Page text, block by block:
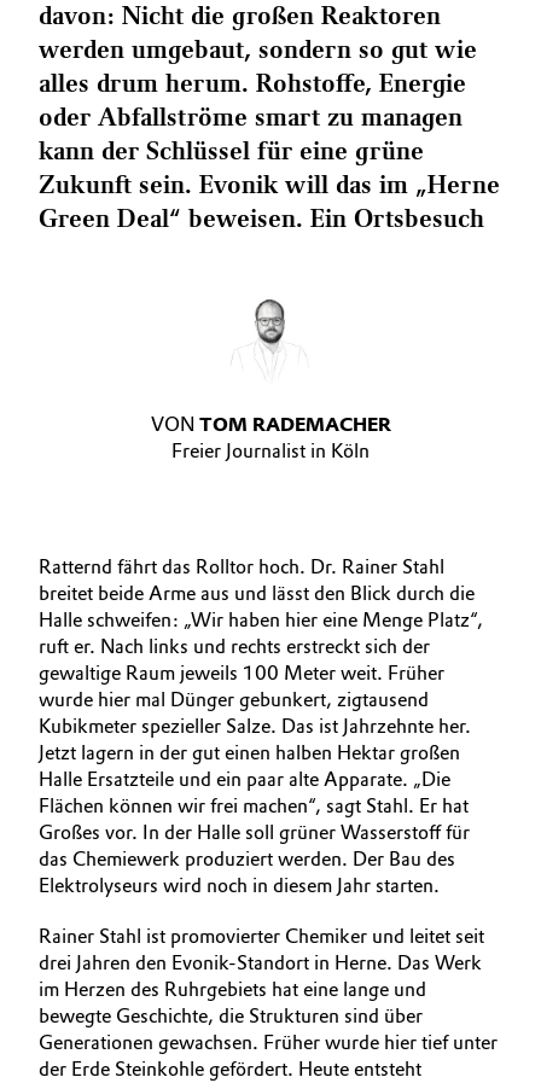
davon: Nicht die großen Reaktoren
werden umgebaut, sondern so gut wie
alles drum herum. Rohstoffe, Energie
oder Abfallströme smart zu managen
kann der Schlüssel für eine grüne
Zukunft sein. Evonik will das im „Herne
Green Deal“ beweisen. Ein Ortsbesuch
VON TOM RADEMACHER
Freier Journalist in Köln
Ratternd fährt das Rolltor hoch. Dr. Rainer Stahl
breitet beide Arme aus und lässt den Blick durch die
Halle schweifen: „Wir haben hier eine Menge Platz“,
ruft er. Nach links und rechts erstreckt sich der
gewaltige Raum jeweils 100 Meter weit. Früher
wurde hier mal Dünger gebunkert, zigtausend
Kubikmeter spezieller Salze. Das ist Jahrzehnte her.
Jetzt lagern in der gut einen halben Hektar großen
Halle Ersatzteile und ein paar alte Apparate. „Die
Flächen können wir frei machen“, sagt Stahl. Er hat
Großes vor. In der Halle soll grüner Wasserstoff für
das Chemiewerk produziert werden. Der Bau des
Elektrolyseurs wird noch in diesem Jahr starten.
Rainer Stahl ist promovierter Chemiker und leitet seit
drei Jahren den Evonik-Standort in Herne. Das Werk
im Herzen des Ruhrgebiets hat eine lange und
bewegte Geschichte, die Strukturen sind über
Generationen gewachsen. Früher wurde hier tief unter
der Erde Steinkohle gefördert. Heute entsteht